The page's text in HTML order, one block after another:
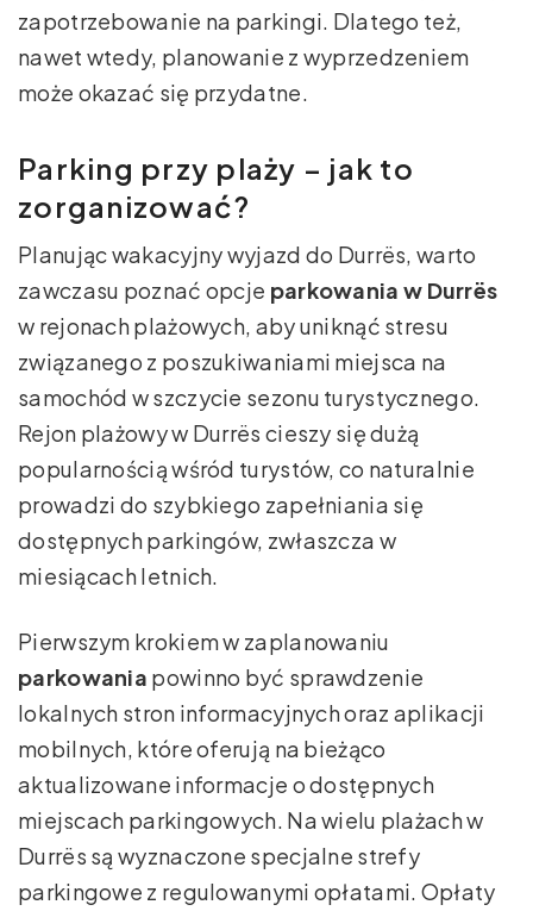
zapotrzebowanie na parkingi. Dlatego też,
nawet wtedy, planowanie z wyprzedzeniem
może okazać się przydatne.
Parking przy plaży – jak to
zorganizować?
Planując wakacyjny wyjazd do Durrës, warto
zawczasu poznać opcje parkowania w Durrës
w rejonach plażowych, aby uniknąć stresu
związanego z poszukiwaniami miejsca na
samochód w szczycie sezonu turystycznego.
Rejon plażowy w Durrës cieszy się dużą
popularnością wśród turystów, co naturalnie
prowadzi do szybkiego zapełniania się
dostępnych parkingów, zwłaszcza w
miesiącach letnich.
Pierwszym krokiem w zaplanowaniu
parkowania powinno być sprawdzenie
lokalnych stron informacyjnych oraz aplikacji
mobilnych, które oferują na bieżąco
aktualizowane informacje o dostępnych
miejscach parkingowych. Na wielu plażach w
Durrës są wyznaczone specjalne strefy
parkingowe z regulowanymi opłatami. Opłaty